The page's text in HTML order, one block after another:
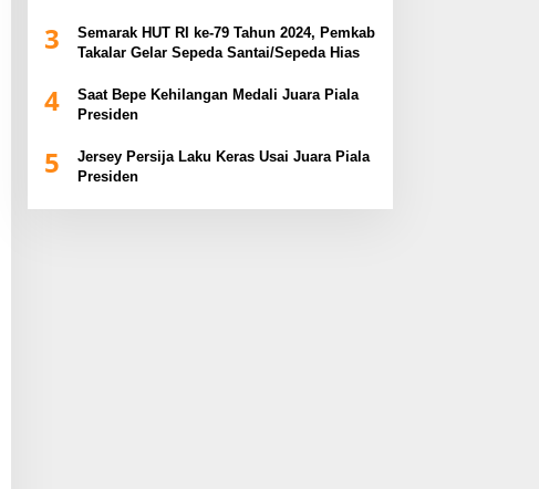
3
Semarak HUT RI ke-79 Tahun 2024, Pemkab
Takalar Gelar Sepeda Santai/Sepeda Hias
4
Saat Bepe Kehilangan Medali Juara Piala
Presiden
5
Jersey Persija Laku Keras Usai Juara Piala
Presiden